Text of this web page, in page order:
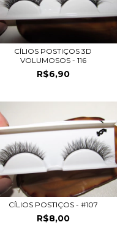
CÍLIOS POSTIÇOS 3D
VOLUMOSOS - 116
R$6,90
CÍLIOS POSTIÇOS - #107
R$8,00